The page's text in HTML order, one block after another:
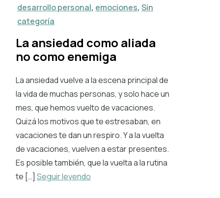
desarrollo personal, emociones,Sin
categoría
La ansiedad como aliada
no como enemiga
La ansiedad vuelve a la escena principal de
la vida de muchas personas, y solo hace un
mes, que hemos vuelto de vacaciones.
Quizá los motivos que te estresaban, en
vacaciones te dan un respiro. Y a la vuelta
de vacaciones, vuelven a estar presentes.
Es posible también, que la vuelta a la rutina
te […] Seguir leyendo